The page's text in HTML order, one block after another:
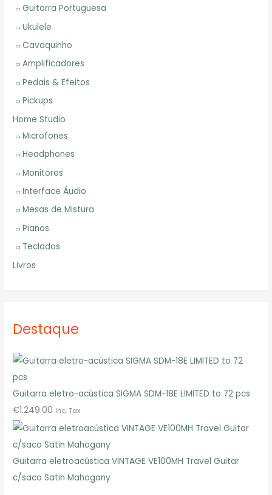
Guitarra Portuguesa
Ukulele
Cavaquinho
Amplificadores
Pedais & Efeitos
Pickups
Home Studio
Microfones
Headphones
Monitores
Interface Áudio
Mesas de Mistura
Pianos
Teclados
Livros
Destaque
Guitarra eletro-acústica SIGMA SDM-18E LIMITED to 72 pcs
€1.249.00 Inc. Tax
Guitarra eletroacústica VINTAGE VE100MH Travel Guitar
c/saco Satin Mahogany